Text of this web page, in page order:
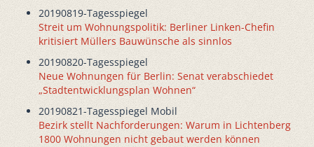
20190819-Tagesspiegel
Streit um Wohnungspolitik: Berliner Linken-Chefin
kritisiert Müllers Bauwünsche als sinnlos
20190820-Tagesspiegel
Neue Wohnungen für Berlin: Senat verabschiedet
„Stadtentwicklungsplan Wohnen“
20190821-Tagesspiegel Mobil
Bezirk stellt Nachforderungen: Warum in Lichtenberg
1800 Wohnungen nicht gebaut werden können